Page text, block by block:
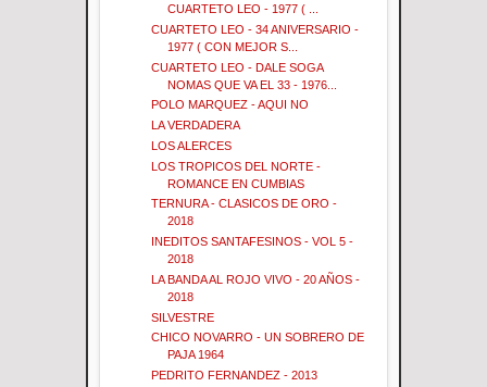
CUARTETO LEO - 1977 ( ...
CUARTETO LEO - 34 ANIVERSARIO -
1977 ( CON MEJOR S...
CUARTETO LEO - DALE SOGA
NOMAS QUE VA EL 33 - 1976...
POLO MARQUEZ - AQUI NO
LA VERDADERA
LOS ALERCES
LOS TROPICOS DEL NORTE -
ROMANCE EN CUMBIAS
TERNURA - CLASICOS DE ORO -
2018
INEDITOS SANTAFESINOS - VOL 5 -
2018
LA BANDA AL ROJO VIVO - 20 AÑOS -
2018
SILVESTRE
CHICO NOVARRO - UN SOBRERO DE
PAJA 1964
PEDRITO FERNANDEZ - 2013